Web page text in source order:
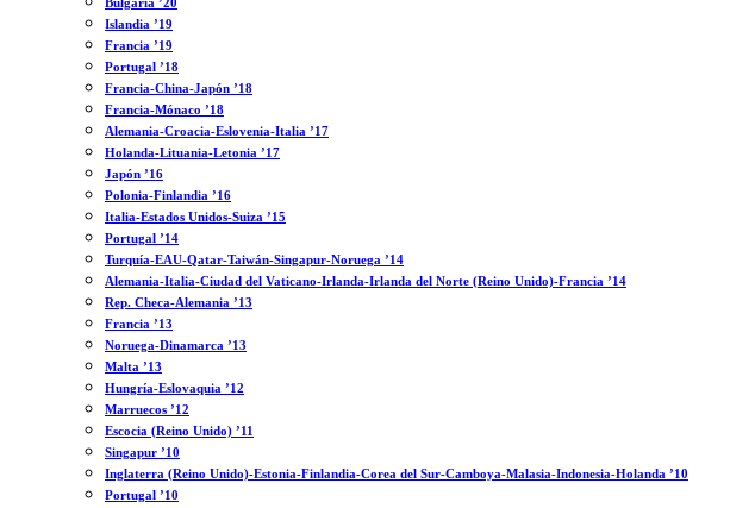
Islandia ’19
Francia ’19
Portugal ’18
Francia-China-Japón ’18
Francia-Mónaco ’18
Alemania-Croacia-Eslovenia-Italia ’17
Holanda-Lituania-Letonia ’17
Japón ’16
Polonia-Finlandia ’16
Italia-Estados Unidos-Suiza ’15
Portugal ’14
Turquía-EAU-Qatar-Taiwán-Singapur-Noruega ’14
Alemania-Italia-Ciudad del Vaticano-Irlanda-Irlanda del Norte (Reino Unido)-Francia ’14
Rep. Checa-Alemania ’13
Francia ’13
Noruega-Dinamarca ’13
Malta ’13
Hungría-Eslovaquia ’12
Marruecos ’12
Escocia (Reino Unido) ’11
Singapur ’10
Inglaterra (Reino Unido)-Estonia-Finlandia-Corea del Sur-Camboya-Malasia-Indonesia-Holanda ’10
Portugal ’10